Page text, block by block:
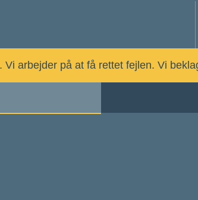
arbejder på at få rettet fejlen. Vi